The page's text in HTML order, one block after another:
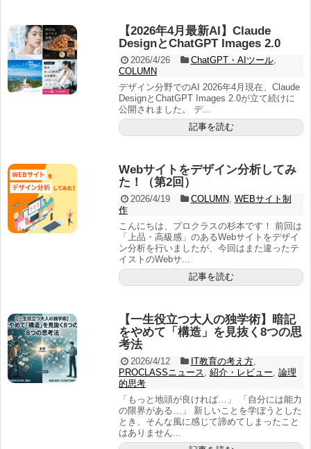
【2026年4月最新AI】Claude
DesignとChatGPT Images 2.0
2026/4/26 ChatGPT・AIツール,
COLUMN
デザイン分野でのAI 2026年4月現在、Claude
DesignとChatGPT Images 2.0が立て続けに
公開されました。 デ...
記事を読む
Webサイトをデザイン分析してみ
た！（第2回）
2026/4/19 COLUMN, WEBサイト制
作
こんにちは、プロクラスの杉本です！ 前回は
「上品・高級感」のあるWebサイトをデザイ
ン分析を行いましたが、今回はまた違ったテ
イストのWebサ...
記事を読む
【一生役立つ大人の独学術】暗記
をやめて「構造」を見抜く8つの思
考法
2026/4/12 IT教育の考え方,
PROCLASSニュース, 紹介・レビュー, 論理
的思考
「もっと地頭が良ければ…」 「自分には能力
の限界がある…」 新しいことを学ぼうとした
とき、そんな風に感じて諦めてしまったこと
はありません...